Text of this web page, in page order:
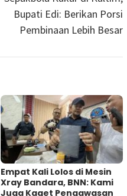
Bupati Edi: Berikan Porsi
Pembinaan Lebih Besar
Empat Kali Lolos di Mesin
Xray Bandara, BNN: Kami
Juga Kaget Pengawasan